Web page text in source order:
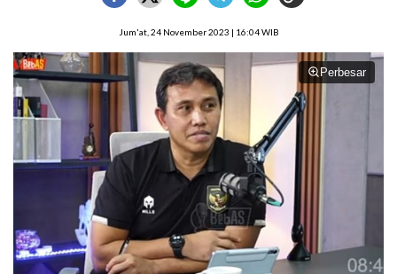
Jum'at, 24 November 2023 | 16:04 WIB
Perbesar